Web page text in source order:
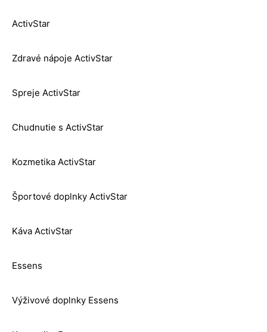
ActivStar
Zdravé nápoje ActivStar
Spreje ActivStar
Chudnutie s ActivStar
Kozmetika ActivStar
Športové doplnky ActivStar
Káva ActivStar
Essens
Výživové doplnky Essens